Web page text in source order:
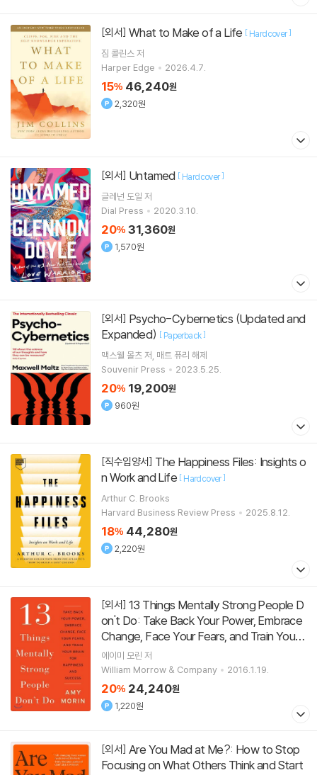
[외서] What to Make of a Life [ Hardcover]
짐 콜린스저
Harper Edge
2026.4.7.
15% 46,240원
2,320원
[외서] Untamed [ Hardcover]
글레넌 도일 저
Dial Press
2020.3.10.
20% 31,360원
1,570원
[외서]
Expanded) [ Paperback]
맥스웰 몰츠저 매트 퓨리 해제
Souvenir Press
2023.5.25.
20% 19,200원
960원
[직수입양서]
n Work and Life [ Hardcover]
Arthur C. Brooks
Harvard Business Review Press
2025.8.12.
18% 44,280원
2,220원
[외서]
on't Do: Take Back Your Power, Embrace
Change, Face Your Fears, and Train Your
Brain for Happiness and Success
]
에이미 모린 저
William Morrow & Company
2016.1.19.
20% 24,240원
1,220원
[외서]
Focusing on What Others Think and Start